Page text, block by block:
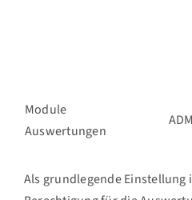
Module
Auswertungen
Als grundlegende